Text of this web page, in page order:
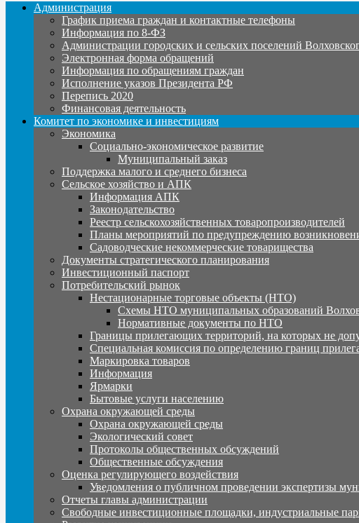
Администрация
График приема граждан и контактные телефоны
Информация по 8-ФЗ
Администрации городских и сельских поселений
Электронная форма обращений
Информация по обращениям граждан
Исполнение указов Президента РФ
Перепись 2020
Финансовая деятельность
Комитет по экономике и инвестициям
Экономика
Социально-экономическое развитие
Муниципальный заказ
Поддержка малого и среднего бизнеса
Сельское хозяйство и АПК
Информация АПК
Законодательство
Реестр сельскохозяйственных товаропроизводителей
Планы мероприятий по предупреждению
Садоводческие некоммерческие товарищества
Документы стратегического планирования
Инвестиционный паспорт
Потребительский рынок
Нестационарные торговые объекты (НТО)
Схемы НТО муниципальных образований
Нормативные документы по НТО
Границы прилегающих территорий, на которых не
Специальная комиссия по определению границ
Маркировка товаров
Информация
Ярмарки
Бытовые услуги населению
Охрана окружающей среды
Охрана окружающей среды
Экологический совет
Протоколы общественных обсуждений
Общественные обсуждения
Оценка регулирующего воздействия
Уведомления о публичном проведении экспертизы
Отчеты главы администрации
Свободные инвестиционные площадки, индустриальные